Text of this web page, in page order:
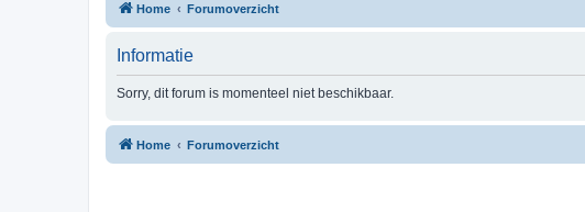
Home Forumoverzicht
Informatie
Sorry, dit forum is momenteel niet beschikbaar.
Home Forumoverzicht